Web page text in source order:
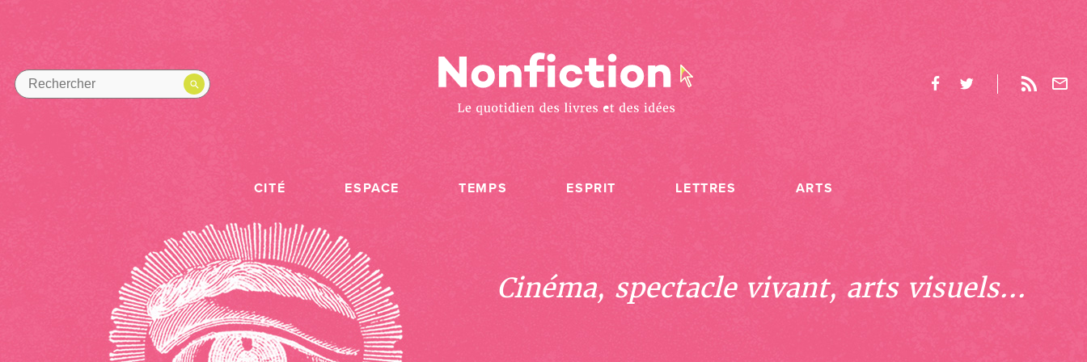
CITÉ ESPACE TEMPS ESPRIT LETTRES ARTS
Cinéma, spectacle vivant, arts visuels...